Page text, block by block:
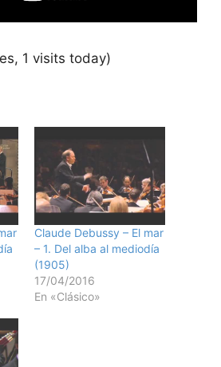
1 visits today)
Claude Debussy – El mar
– 1. Del alba al mediodía
(1905)
17/04/2016
En «Clásico»